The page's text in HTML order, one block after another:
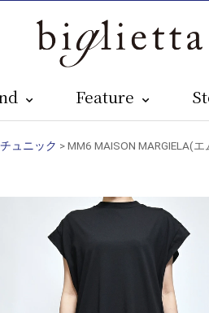
Feature
ュニック > MM6 MAISON MARGIELA(